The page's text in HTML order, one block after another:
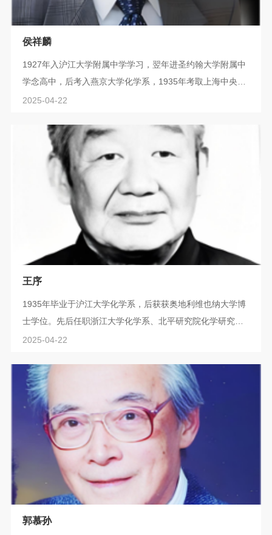
侯祥麟
1927年入沪江大学附属中学学习，翌年进圣约翰大学附属中
学念高中，后考入燕京大学化学系，1935年考取上海中央研
究院化学研究所研究生，1945年到美国卡乃基梅隆大学攻读
研究员。1950年回国任清华大学燃料研究室研究员兼化工系
教授。1952年任中科院工业化学研究所任研究员、代主任。
1958年调入石油科学研究院，先后任副院长、院长。曾任石
油部副部长、全国政协常委、中国化工学...
2025-04-22
王序
1935年毕业于沪江大学化学系，后获获奥地利维也纳大学博
士学位。先后任职浙江大学化学系、北平研究院化学研究
所、北京医学院（现为北京医科大学），担任北京医学院药
六届政协常务委员、第三届全国人大代表、国务院学位委员
会药学组副组长、卫生部医学科学委员会委员、中国化学会
副秘书长、中国化学会常务理事和副理事长、中国化学会科
普工作委员会主任委员、中国生化学会理事...
2025-04-22
郭慕孙